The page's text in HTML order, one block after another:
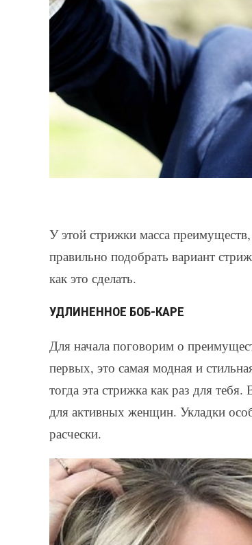
У этой стрижки масса
правильно подобрать вариант
как это сделать.
УДЛИНЕННОЕ БОБ-КАРЕ
Для начала поговорим о
первых, это самая модная и
тогда эта стрижка как раз для
для активных женщин. Укладки
расчески.